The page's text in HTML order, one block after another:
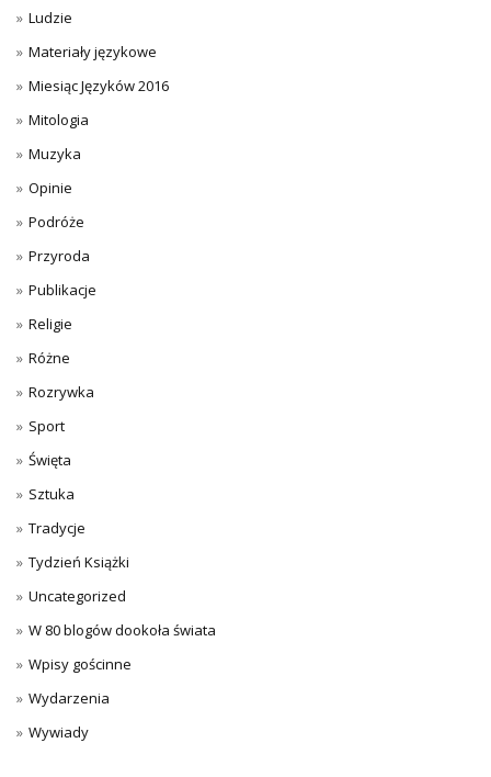
Ludzie
Materiały językowe
Miesiąc Języków 2016
Mitologia
Muzyka
Opinie
Podróże
Przyroda
Publikacje
Religie
Różne
Rozrywka
Sport
Święta
Sztuka
Tradycje
Tydzień Książki
Uncategorized
W 80 blogów dookoła świata
Wpisy gościnne
Wydarzenia
Wywiady